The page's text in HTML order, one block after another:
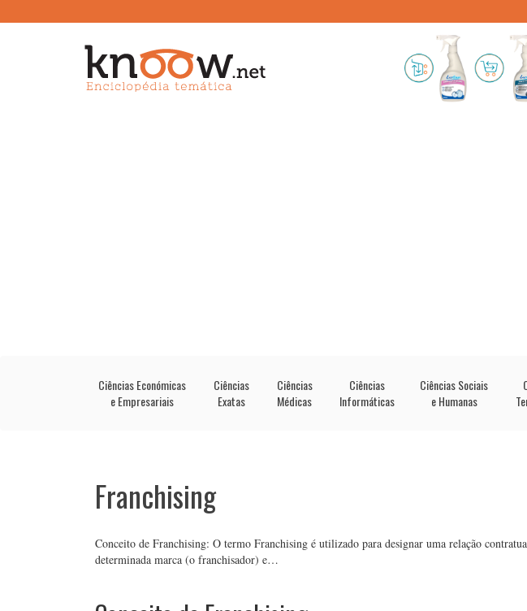
Ciências Económicas
e Empresariais
Ciências
Exatas
Ciências
Médicas
Ciências
Informáticas
Ciências Sociais
e Humanas
Franchising
Conceito de Franchising: O termo Franchising é utilizado para designar uma relação
determinada marca (o franchisador) e…